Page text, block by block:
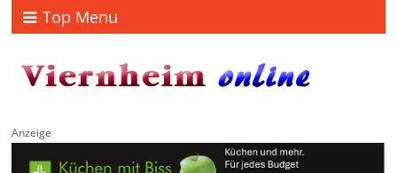
Top Menu
Anzeige